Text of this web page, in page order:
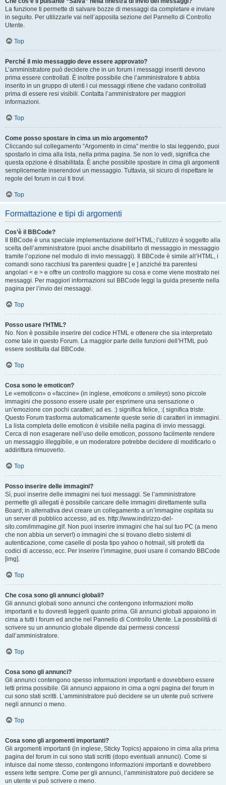
La funzione ti permette di salvare bozze di messaggi da completare e inviare
in seguito. Per utilizzarle vai nell’apposita sezione del Pannello di Controllo
Utente.
Top
Perché il mio messaggio deve essere approvato?
L’amministratore può decidere che in un forum i messaggi inseriti devono
prima essere controllati. È inoltre possibile che l’amministratore ti abbia
inserito in un gruppo di utenti i cui messaggi ritiene che vadano controllati
prima di essere resi visibili. Contatta l’amministratore per maggiori
informazioni.
Top
Come posso spostare in cima un mio argomento?
Cliccando sul collegamento “Argomento in cima” mentre lo stai leggendo, puoi
spostarlo in cima alla lista, nella prima pagina. Se non lo vedi, significa che
questa opzione è disabilitata. È anche possibile spostare in cima gli argomenti
semplicemente inserendovi un messaggio. Tuttavia, sii sicuro di rispettare le
regole del forum in cui ti trovi.
Top
Formattazione e tipi di argomenti
Cos’è il BBCode?
Il BBCode è una speciale implementazione dell’HTML; l’utilizzo è soggetto alla
scelta dell’amministratore (puoi anche disabilitarlo di messaggio in messaggio
tramite l’opzione nel modulo di invio messaggi). Il BBCode è simile all’HTML, i
comandi sono racchiusi tra parentesi quadre [ e ] anziché tra parentesi
angolari < e > e offre un controllo maggiore su cosa e come viene mostrato nei
messaggi. Per maggiori informazioni sul BBCode leggi la guida presente nella
pagina per l’invio dei messaggi.
Top
Posso usare l’HTML?
No. Non è possibile inserire del codice HTML e ottenere che sia interpretato
come tale in questo Forum. La maggior parte delle funzioni dell’HTML può
essere sostituita dal BBCode.
Top
Cosa sono le emoticon?
Le «emoticon» o «faccine» (in inglese, emoticons o smileys) sono piccole
immagini che possono essere usate per esprimere una sensazione o
un’emozione con pochi caratteri; ad es. :) significa felice, :( significa triste.
Questo Forum trasforma automaticamente queste serie di caratteri in immagini.
La lista completa delle emoticon è visibile nella pagina di invio messaggi.
Cerca di non esagerare nell’uso delle emoticon, possono facilmente rendere
un messaggio illeggibile, e un moderatore potrebbe decidere di modificarlo o
addirittura rimuoverlo.
Top
Posso inserire delle immagini?
Sì, puoi inserire delle immagini nei tuoi messaggi. Se l’amministratore
permette gli allegati è possibile caricare delle immagini direttamente sulla
Board; in alternativa devi creare un collegamento a un’immagine ospitata su
un server di pubblico accesso, ad es. http://www.indirizzo-del-
sito.com/immagine.gif. Non puoi inserire immagini che hai sul tuo PC (a meno
che non abbia un server!) o immagini che si trovano dietro sistemi di
autenticazione, come caselle di posta tipo yahoo o hotmail, siti protetti da
codici di accesso, ecc. Per inserire l’immagine, puoi usare il comando BBCode
[img].
Top
Che cosa sono gli annunci globali?
Gli annunci globali sono annunci che contengono informazioni molto
importanti e tu dovresti leggerli quanto prima. Gli annunci globali appaiono in
cima a tutti i forum ed anche nel Pannello di Controllo Utente. La possibilità di
scrivere su un annuncio globale dipende dai permessi concessi
dall’amministratore.
Top
Cosa sono gli annunci?
Gli annunci contengono spesso informazioni importanti e dovrebbero essere
letti prima possibile. Gli annunci appaiono in cima a ogni pagina del forum in
cui sono stati scritti. L’amministratore può decidere se un utente può scrivere
negli annunci o meno.
Top
Cosa sono gli argomenti importanti?
Gli argomenti importanti (in inglese, Sticky Topics) appaiono in cima alla prima
pagina del forum in cui sono stati scritti (dopo eventuali annunci). Come si
intuisce dal nome stesso, contengono informazioni importanti e dovrebbero
essere lette sempre. Come per gli annunci, l’amministratore può decidere se
un utente vi può scrivere o meno.